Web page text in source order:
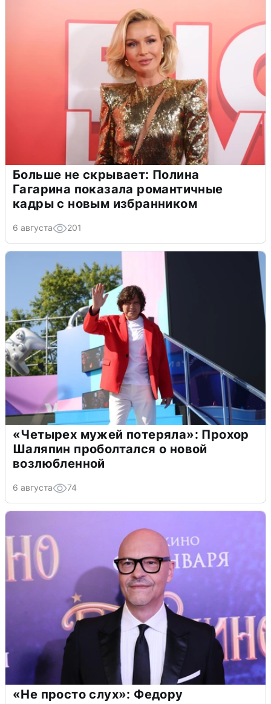
Больше не скрывает: Полина
Гагарина показала романтичные
кадры с новым избранником
6 августа 201
«Четырех мужей потеряла»: Прохор
Шаляпин проболтался о новой
возлюбленной
6 августа 74
«Не просто слух»: Федору